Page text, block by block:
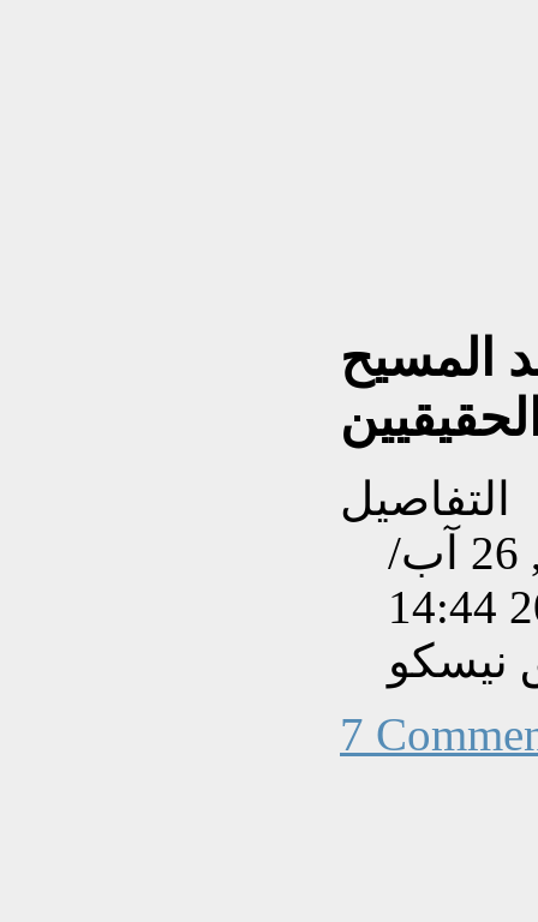
المسيح
التفاصيل
تم إنشاءه بتاريخ الأربعاء, 26 آب/
نيسكو
7